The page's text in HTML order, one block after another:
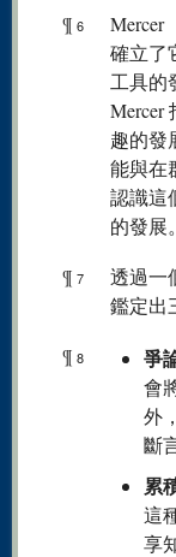
¶ 6
Mercer
確立了
工具的
Mercer
趣的發
能與在
認識這
的發展
¶ 7
透過一
鑑定出
¶ 8 爭
會
外
斷
累
這
享